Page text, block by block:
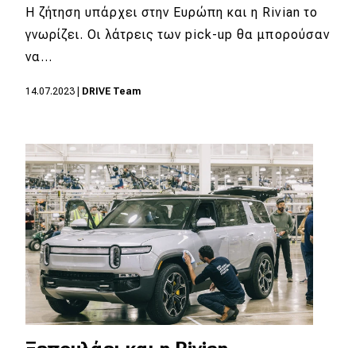
Η ζήτηση υπάρχει στην Ευρώπη και η Rivian το
γνωρίζει. Οι λάτρεις των pick-up θα μπορούσαν
να…
14.07.2023 DRIVE Team